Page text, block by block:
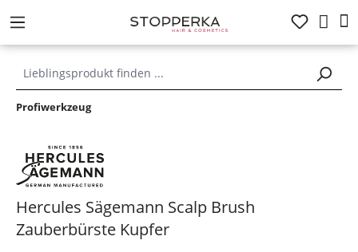
springen
Profiwerkzeug
Hercules Sägemann Scalp Brush
Zauberbürste Kupfer